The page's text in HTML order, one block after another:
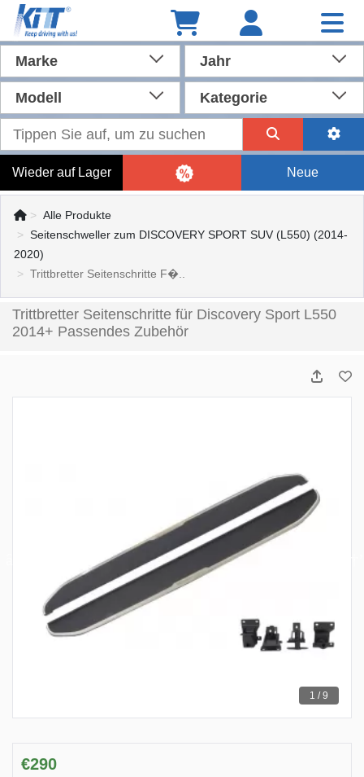
Marke Jahr
Modell Kategorie
Wieder auf Lager Neue
Alle Produkte
Seitenschweller zum DISCOVERY SPORT SUV (L550) (2014-
2020)
Trittbretter Seitenschritte F�..
Trittbretter Seitenschritte für Discovery Sport L550
2014+ Passendes Zubehör
1 / 9
€290